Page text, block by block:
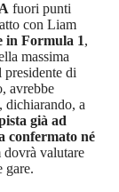
fuori punti
con Liam
in Formula 1,
massima
presidente di
avrebbe
dichiarando, a
già ad
confermato né
dovrà valutare
gare.